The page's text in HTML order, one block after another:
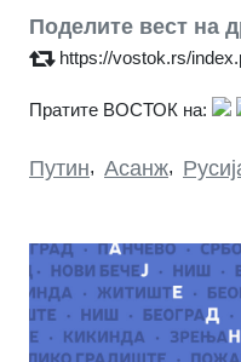
Поделите вест на
https://vostok.rs/
Пратите ВОСТОК на:
Путин, Асанж,